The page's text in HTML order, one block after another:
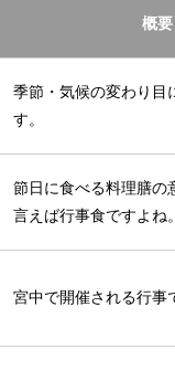
概要
季節・気候の変わり目
す。
節日に食べる料理膳の
言えば行事食ですよね。
宮中で開催される行事